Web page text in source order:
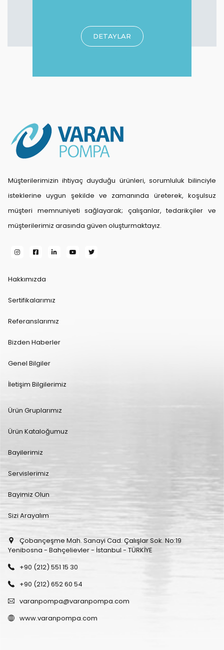
DETAYLAR
Müşterilerimizin ihtiyaç duyduğu ürünleri, sorumluluk bilinciyle
isteklerine uygun şekilde ve zamanında üreterek, koşulsuz
müşteri memnuniyeti sağlayarak; çalışanlar, tedarikçiler ve
müşterilerimiz arasında güven oluşturmaktayız.
Hakkımızda
Sertifikalarımız
Referanslarımız
Bizden Haberler
Genel Bilgiler
İletişim Bilgilerimiz
Ürün Gruplarımız
Ürün Kataloğumuz
Bayilerimiz
Servislerimiz
Bayimiz Olun
Sizi Arayalım
Çobançeşme Mah. Sanayi Cad. Çalışlar Sok. No:19
Yenibosna - Bahçelievler - İstanbul - TÜRKİYE
+90 (212) 551 15 30
+90 (212) 652 60 54
varanpompa@varanpompa.com
www.varanpompa.com